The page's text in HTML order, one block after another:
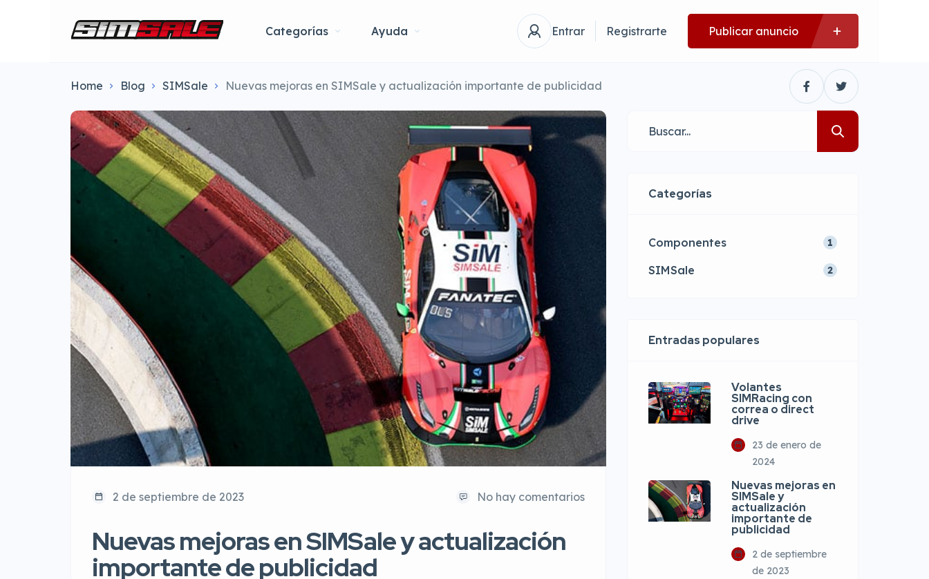
Categorías Ayuda Entrar Registrarte Publicar anuncio
Home Blog SIMSale Nuevas mejoras en SIMSale y actualización importante de publicidad
2 de septiembre de 2023 No hay comentarios
Nuevas mejoras en SIMSale y actualización
importante de publicidad
Categorías
Componentes 1
SIMSale 2
Entradas populares
Volantes
SIMRacing con
correa o direct
drive
23 de enero de
2024
Nuevas mejoras en
SIMSale y
actualización
importante de
publicidad
2 de septiembre
de 2023